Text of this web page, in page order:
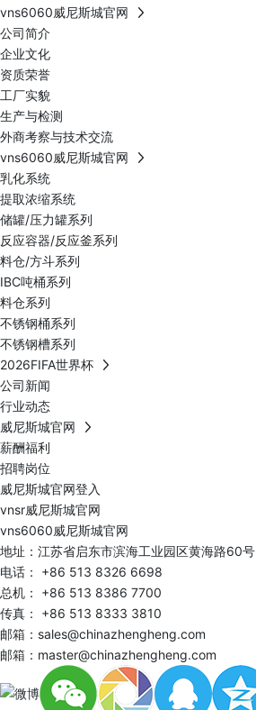
vns6060威尼斯城官网
公司简介
企业文化
资质荣誉
工厂实貌
生产与检测
外商考察与技术交流
vns6060威尼斯城官网
乳化系统
提取浓缩系统
储罐/压力罐系列
反应容器/反应釜系列
料仓/方斗系列
IBC吨桶系列
料仓系列
不锈钢桶系列
不锈钢槽系列
2026FIFA世界杯
公司新闻
行业动态
威尼斯城官网
薪酬福利
招聘岗位
威尼斯城官网登入
vnsr威尼斯城官网
vns6060威尼斯城官网
地址：江苏省启东市滨海工业园区黄海路60号
电话： +86 513 8326 6698
总机： +86 513 8386 7700
传真： +86 513 8333 3810
邮箱： sales@chinazhengheng.com
邮箱： master@chinazhengheng.com